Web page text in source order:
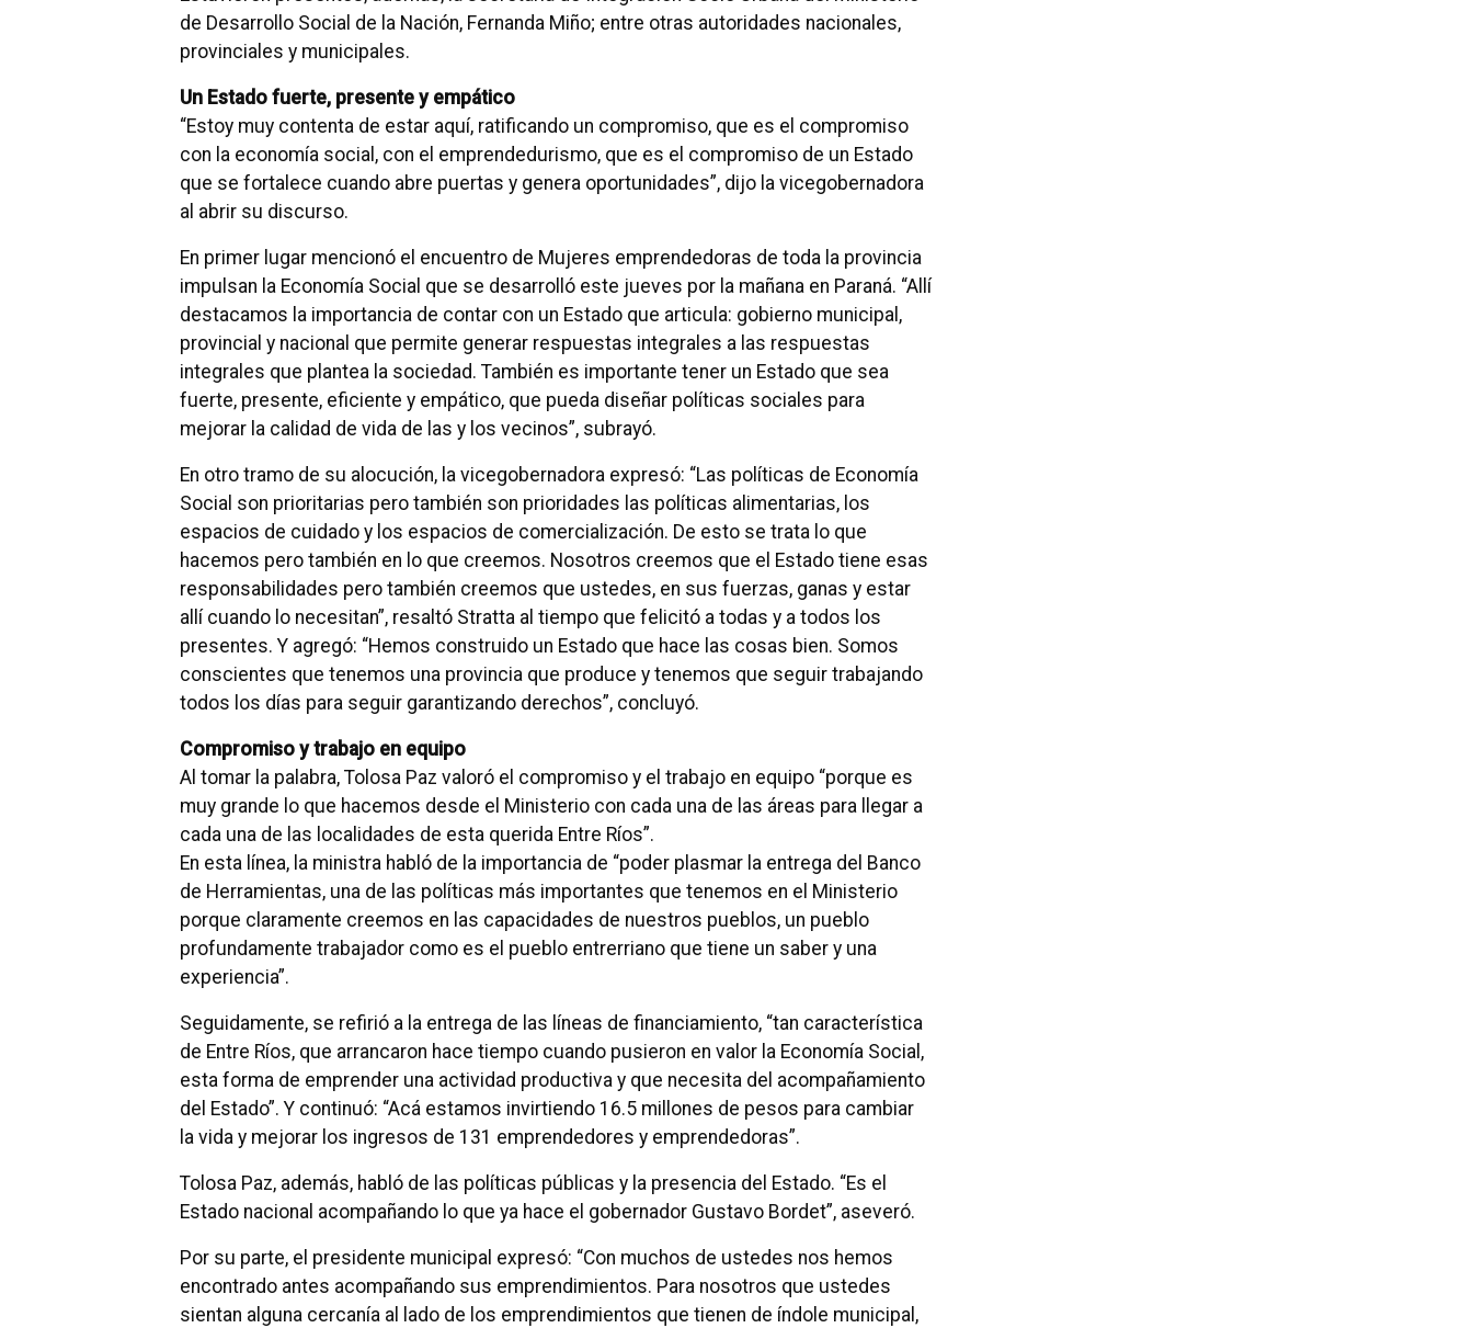
de Desarrollo Social de la Nación, Fernanda Miño; entre otras autoridades nacionales,
provinciales y municipales.
Un Estado fuerte, presente y empático
“Estoy muy contenta de estar aquí, ratificando un compromiso, que es el compromiso
con la economía social, con el emprendedurismo, que es el compromiso de un Estado
que se fortalece cuando abre puertas y genera oportunidades”, dijo la vicegobernadora
al abrir su discurso.
En primer lugar mencionó el encuentro de Mujeres emprendedoras de toda la provincia
impulsan la Economía Social que se desarrolló este jueves por la mañana en Paraná. “Allí
destacamos la importancia de contar con un Estado que articula: gobierno municipal,
provincial y nacional que permite generar respuestas integrales a las respuestas
integrales que plantea la sociedad. También es importante tener un Estado que sea
fuerte, presente, eficiente y empático, que pueda diseñar políticas sociales para
mejorar la calidad de vida de las y los vecinos”, subrayó.
En otro tramo de su alocución, la vicegobernadora expresó: “Las políticas de Economía
Social son prioritarias pero también son prioridades las políticas alimentarias, los
espacios de cuidado y los espacios de comercialización. De esto se trata lo que
hacemos pero también en lo que creemos. Nosotros creemos que el Estado tiene esas
responsabilidades pero también creemos que ustedes, en sus fuerzas, ganas y estar
allí cuando lo necesitan”, resaltó Stratta al tiempo que felicitó a todas y a todos los
presentes. Y agregó: “Hemos construido un Estado que hace las cosas bien. Somos
conscientes que tenemos una provincia que produce y tenemos que seguir trabajando
todos los días para seguir garantizando derechos”, concluyó.
Compromiso y trabajo en equipo
Al tomar la palabra, Tolosa Paz valoró el compromiso y el trabajo en equipo “porque es
muy grande lo que hacemos desde el Ministerio con cada una de las áreas para llegar a
cada una de las localidades de esta querida Entre Ríos”.
En esta línea, la ministra habló de la importancia de “poder plasmar la entrega del Banco
de Herramientas, una de las políticas más importantes que tenemos en el Ministerio
porque claramente creemos en las capacidades de nuestros pueblos, un pueblo
profundamente trabajador como es el pueblo entrerriano que tiene un saber y una
experiencia”.
Seguidamente, se refirió a la entrega de las líneas de financiamiento, “tan característica
de Entre Ríos, que arrancaron hace tiempo cuando pusieron en valor la Economía Social,
esta forma de emprender una actividad productiva y que necesita del acompañamiento
del Estado”. Y continuó: “Acá estamos invirtiendo 16.5 millones de pesos para cambiar
la vida y mejorar los ingresos de 131 emprendedores y emprendedoras”.
Tolosa Paz, además, habló de las políticas públicas y la presencia del Estado. “Es el
Estado nacional acompañando lo que ya hace el gobernador Gustavo Bordet”, aseveró.
Por su parte, el presidente municipal expresó: “Con muchos de ustedes nos hemos
encontrado antes acompañando sus emprendimientos. Para nosotros que ustedes
sientan alguna cercanía al lado de los emprendimientos que tienen de índole municipal,